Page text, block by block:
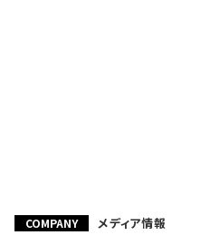
COMPANY メディア情報